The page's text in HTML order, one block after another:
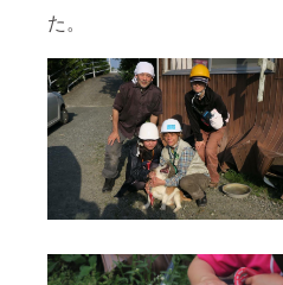
た。